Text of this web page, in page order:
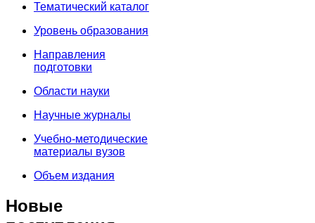
Тематический каталог
Уровень образования
Направления
подготовки
Области науки
Научные журналы
Учебно-методические
материалы вузов
Объем издания
Новые